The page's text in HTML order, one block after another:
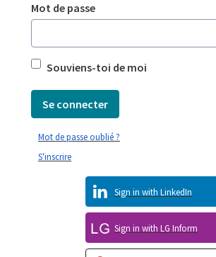
Mot de passe
Souviens-toi de moi
Se connecter
Sign in with LG Inform
Sign in with LinkedIn
S'inscrire
Mot de passe oublié ?